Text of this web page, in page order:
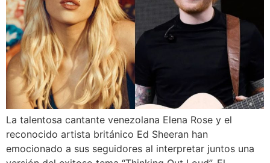
La talentosa cantante venezolana Elena Rose y el
reconocido artista británico Ed Sheeran han
emocionado a sus seguidores al interpretar juntos una